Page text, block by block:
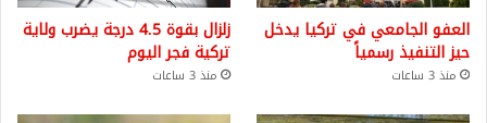
العفو الجامعي في تركيا يدخل
حيز التنفيذ رسمياً
منذ 3 ساعات
زلزال بقوة 4.5 درجة يضرب ولاية
تركية فجر اليوم
منذ 3 ساعات